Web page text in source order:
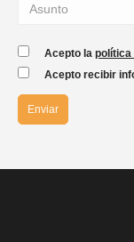
Acepto la política
Acepto recibir